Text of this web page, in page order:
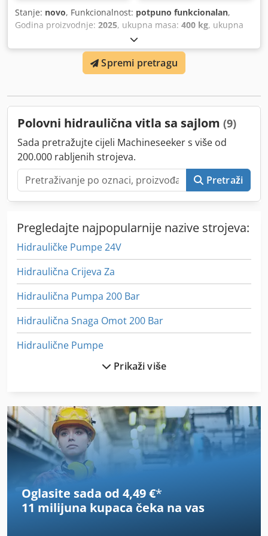
Stanje: novo, Funkcionalnost: potpuno funkcionalan,
Godina proizvodnje: 2025, ukupna masa: 400 kg, ukupna
, ukupna duljina:
820 mm, nosivost:2.000 kg, Vitlo s rešetkastim stupom
Proizvođač: Manitou Tip: JW 2500/2000 Godina proizvodnje:
2025 Csdpfjxpyamex Apterf Visina (mm): 950 Dužina (mm):
Spremi pretragu
Polovni hidraulična vitla sa sajlom (9)
Sada pretražujte cijeli Machineseeker s više od
200.000 rabljenih strojeva.
Pretraži
Pregledajte najpopularnije nazive strojeva:
Hidrauličke Pumpe 24V
Hidraulična Crijeva Za
Hidraulična Pumpa 200 Bar
Hidraulična Snaga Omot 200 Bar
Hidraulične Pumpe
Hidraulični Kamion Lopatu
Hidraulični Vise
Hodanje Kamion
Hsc 20 Linear
In-House Izložba
Industrijskih Klima-Uređaj
Prikaži više
Oglasite sada od 4,49 €*
11 milijuna kupaca čeka na vas